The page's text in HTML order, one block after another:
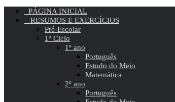
PÁGINA INICIAL
RESUMOS E EXERCÍCIOS
Pré-Escolar
1º Ciclo
1º ano
Português
Estudo do Meio
Matemática
2º ano
Português